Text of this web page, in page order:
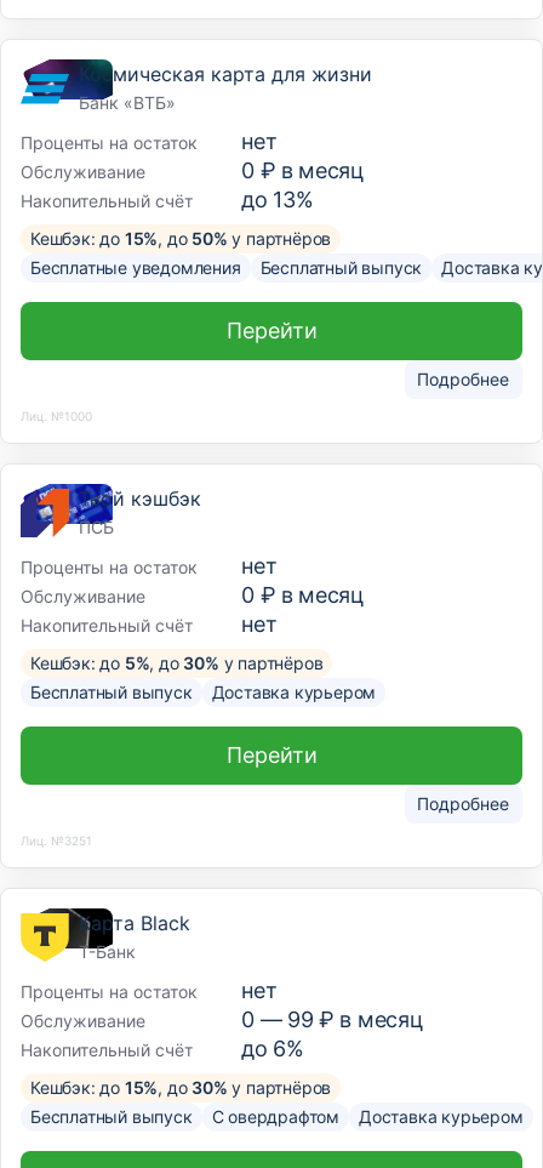
Космическая карта для жизни
Банк «ВТБ»
Проценты на остаток
нет
Обслуживание 0 ₽ в месяц
Накопительный счёт до 13%
Кешбэк: до 15%, до 50% у партнёров
Бесплатные уведомления
Бесплатный выпуск Доставка
Подробнее
Перейти
Лиц. №1000
Твой кэшбэк
ПСБ
Проценты на остаток
нет
Обслуживание 0 ₽ в месяц
Накопительный счёт нет
Кешбэк: до 5%, до 30% у партнёров
Бесплатный выпуск
Доставка курьером
Подробнее
Перейти
Лиц. №3251
Карта Black
Т-Банк
Проценты на остаток
нет
Обслуживание 0 — 99₽ в месяц
Накопительный счёт до 6%
Кешбэк: до 15%, до 30% у партнёров
Бесплатный выпуск
С овердрафтом Доставка курьером